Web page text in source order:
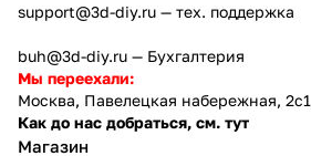
support@3d-diy.ru — тех. поддержка
buh@3d-diy.ru — Бухгалтерия
Мы переехали:
Москва, Павелецкая набережная, 2с1
Как до нас добраться, см. тут
Магазин